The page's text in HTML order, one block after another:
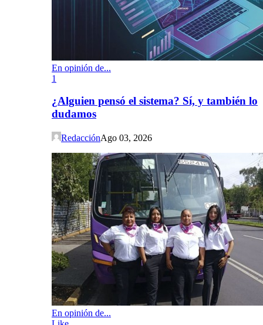
En opinión de...
1
¿Alguien pensó el sistema? Sí, y también lo
dudamos
RedacciónAgo 03, 2026
En opinión de...